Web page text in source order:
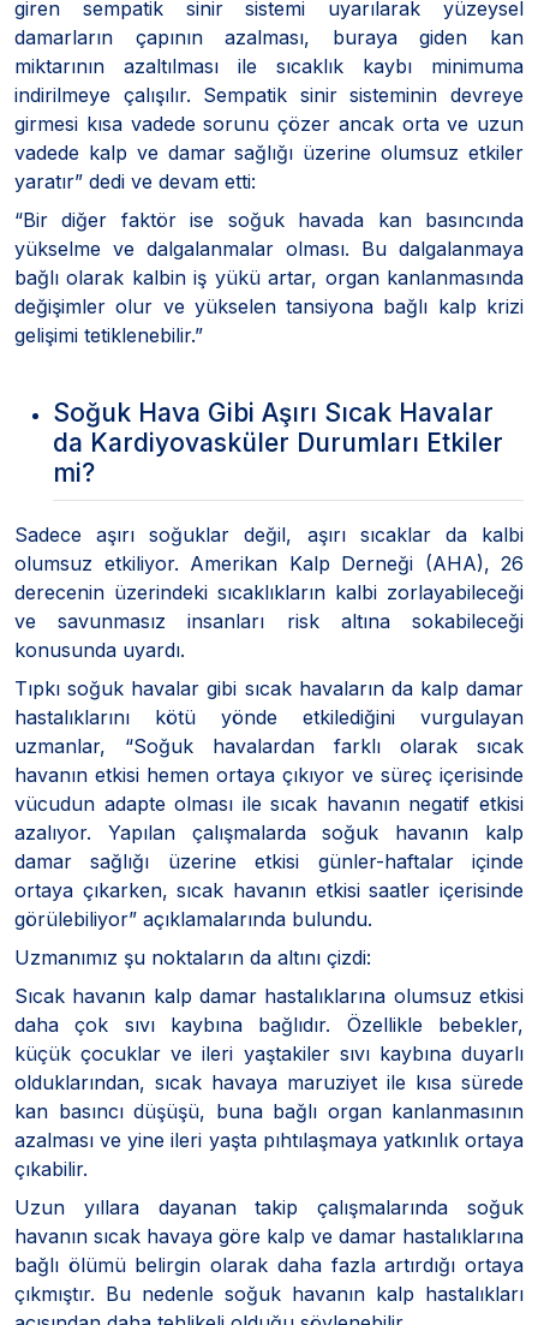
giren sempatik sinir sistemi uyarılarak yüzeysel
damarların çapının azalması, buraya giden kan
miktarının azaltılması ile sıcaklık kaybı minimuma
indirilmeye çalışılır. Sempatik sinir sisteminin devreye
girmesi kısa vadede sorunu çözer ancak orta ve uzun
vadede kalp ve damar sağlığı üzerine olumsuz etkiler
yaratır” dedi ve devam etti:
“Bir diğer faktör ise soğuk havada kan basıncında
yükselme ve dalgalanmalar olması. Bu dalgalanmaya
bağlı olarak kalbin iş yükü artar, organ kanlanmasında
değişimler olur ve yükselen tansiyona bağlı kalp krizi
gelişimi tetiklenebilir.”
Soğuk Hava Gibi Aşırı Sıcak Havalar
da Kardiyovasküler Durumları Etkiler
mi?
Sadece aşırı soğuklar değil, aşırı sıcaklar da kalbi
olumsuz etkiliyor. Amerikan Kalp Derneği (AHA), 26
derecenin üzerindeki sıcaklıkların kalbi zorlayabileceği
ve savunmasız insanları risk altına sokabileceği
konusunda uyardı.
Tıpkı soğuk havalar gibi sıcak havaların da kalp damar
hastalıklarını kötü yönde etkilediğini vurgulayan
uzmanlar, “Soğuk havalardan farklı olarak sıcak
havanın etkisi hemen ortaya çıkıyor ve süreç içerisinde
vücudun adapte olması ile sıcak havanın negatif etkisi
azalıyor. Yapılan çalışmalarda soğuk havanın kalp
damar sağlığı üzerine etkisi günler-haftalar içinde
ortaya çıkarken, sıcak havanın etkisi saatler içerisinde
görülebiliyor” açıklamalarında bulundu.
Uzmanımız şu noktaların da altını çizdi:
Sıcak havanın kalp damar hastalıklarına olumsuz etkisi
daha çok sıvı kaybına bağlıdır. Özellikle bebekler,
küçük çocuklar ve ileri yaştakiler sıvı kaybına duyarlı
olduklarından, sıcak havaya maruziyet ile kısa sürede
kan basıncı düşüşü, buna bağlı organ kanlanmasının
azalması ve yine ileri yaşta pıhtılaşmaya yatkınlık ortaya
çıkabilir.
Uzun yıllara dayanan takip çalışmalarında soğuk
havanın sıcak havaya göre kalp ve damar hastalıklarına
bağlı ölümü belirgin olarak daha fazla artırdığı ortaya
çıkmıştır. Bu nedenle soğuk havanın kalp hastalıkları